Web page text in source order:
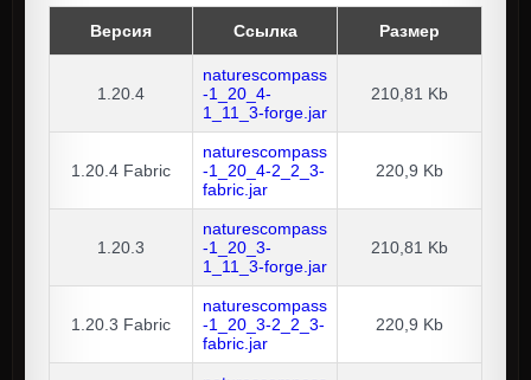
Версия Ссылка Размер
1.20.4
naturescompass
-1_20_4-
1_11_3-forge.jar
210,81 Kb
1.20.4 Fabric
naturescompass
-1_20_4-2_2_3-
fabric.jar
220,9 Kb
1.20.3
naturescompass
-1_20_3-
1_11_3-forge.jar
210,81 Kb
1.20.3 Fabric
naturescompass
-1_20_3-2_2_3-
fabric.jar
220,9 Kb